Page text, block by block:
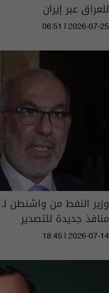
للعراق عبر إيران
06:51 | 2026-07-25
وزير النفط من واشنطن
منافذ جديدة للتصدير
18:45 | 2026-07-14